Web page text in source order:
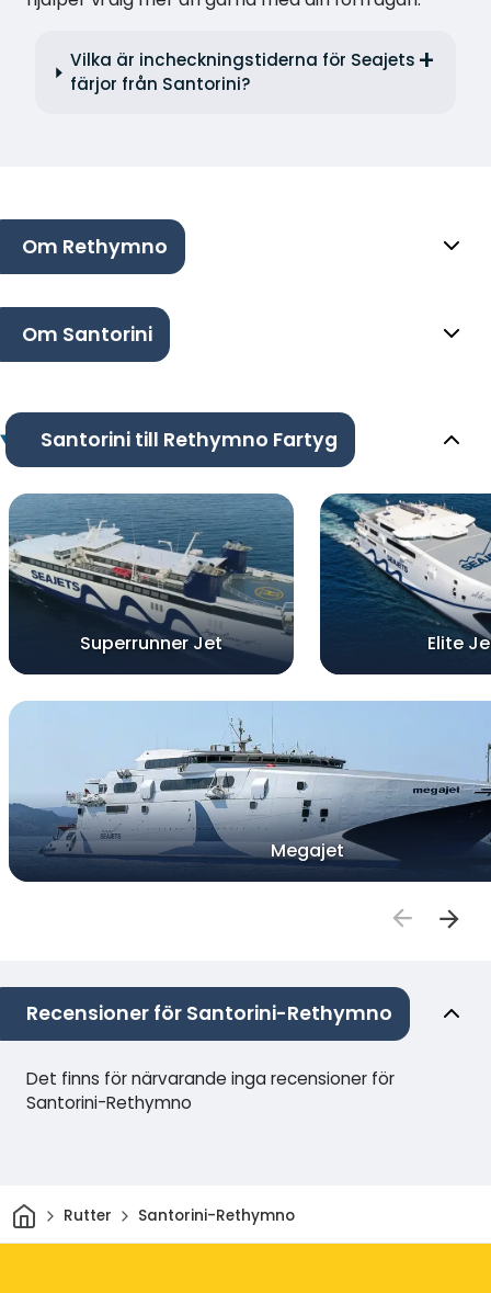
Vilka är incheckningstiderna för Seajets
färjor från Santorini?
Om Rethymno
Om Santorini
Santorini till Rethymno Fartyg
Superrunner Jet Elite
Megajet
Recensioner för Santorini-Rethymno
Det finns för närvarande inga recensioner för
Santorini-Rethymno
HemRutter Santorini-Rethymno